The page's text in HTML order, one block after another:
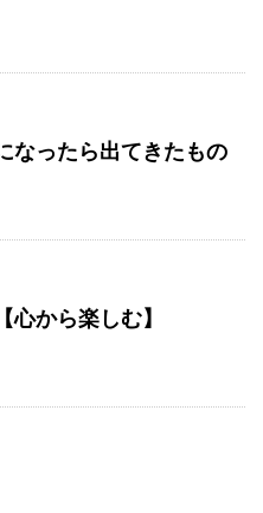
なったら出てきたもの
心から楽しむ】